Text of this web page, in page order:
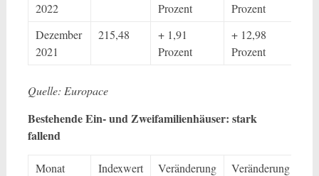
2022
Prozent
Prozent
Dezember
2021
215,48
+ 1,91
Prozent
+ 12,98
Prozent
Quelle: Europace
Bestehende Ein- und Zweifamilienhäuser: stark
fallend
Monat Indexwert
Veränderung
Veränderung /